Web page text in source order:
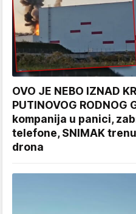
OVO JE NEBO IZNAD
PUTINOVOG RODNOG
kompanija u panici,
telefone, SNIMAK
drona